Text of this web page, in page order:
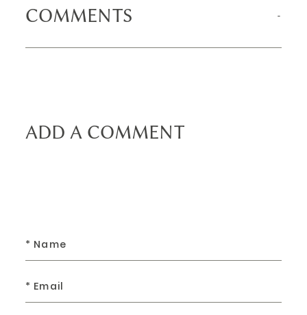
COMMENTS
ADD A COMMENT